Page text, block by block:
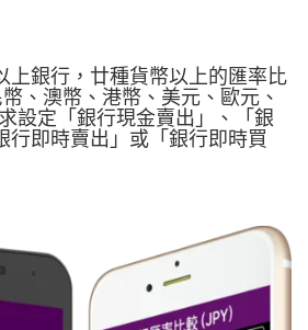
上銀行，廿種貨幣以上的匯率比
、澳幣、港幣、美元、歐元、
設定「銀行現金賣出」、「銀
行即時賣出」或「銀行即時買